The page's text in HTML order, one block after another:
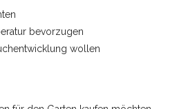
bevorzugen
wollen